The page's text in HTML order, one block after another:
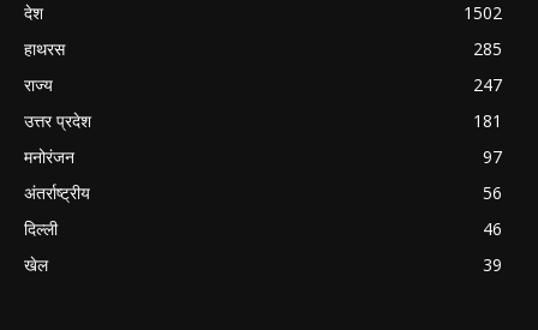
देश
1502
हाथरस
285
राज्य
247
उत्तर प्रदेश
181
मनोरंजन
97
अंतर्राष्ट्रीय
56
दिल्ली
46
खेल
39